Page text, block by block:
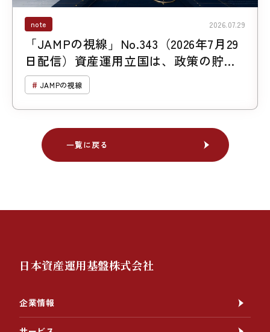
note 2026.07.29
「JAMPの視線」No.343（2026年7月29
日配信）資産運用立国は、政策の貯金
箱ではない
JAMPの視線
一覧に戻る
一覧に戻る
日本資産運用基盤株式会社
企業情報